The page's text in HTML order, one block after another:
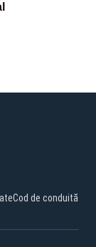
Cod de conduită